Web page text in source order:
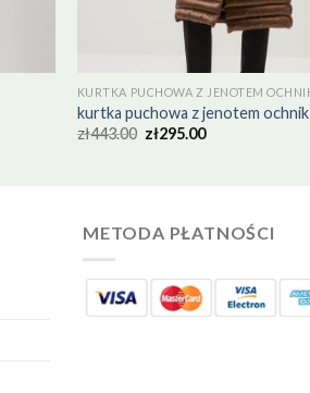
KURTKA PUCHOWA Z JENOTEM
kurtka puchowa z jenotem ochnik
zł443.00 zł295.00
METODA PŁATNOŚCI